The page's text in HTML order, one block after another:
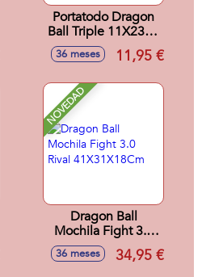
Portatodo Dragon
Ball Triple 11X23X8
Cms
36 meses 11,95 €
NOVEDAD
Dragon Ball
Mochila Fight 3.0
Rival 41X31X18Cm
36 meses 34,95 €